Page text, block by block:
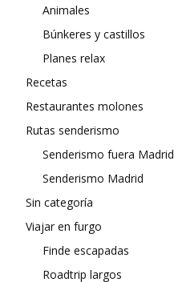
Animales
Búnkeres y castillos
Planes relax
Recetas
Restaurantes molones
Rutas senderismo
Senderismo fuera Madrid
Senderismo Madrid
Sin categoría
Viajar en furgo
Finde escapadas
Roadtrip largos